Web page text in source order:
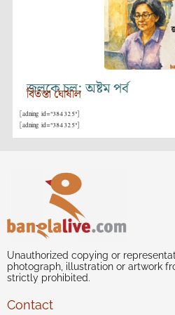
জলকে চল: অষ্টম পর্ব
বিতস্তা ঘোষাল
[adning id="384325"]
[adning id="384325"]
Unauthorized copying or
photograph, illustration or artwork
strictly prohibited.
Contact